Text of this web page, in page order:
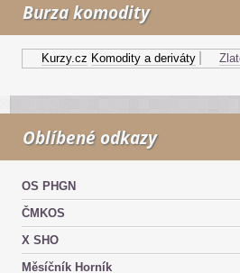
Burza komodity
Kurzy.cz Komodity a deriváty Zlato
Oblíbené odkazy
OS PHGN
ČMKOS
X SHO
Měsíčník Horník